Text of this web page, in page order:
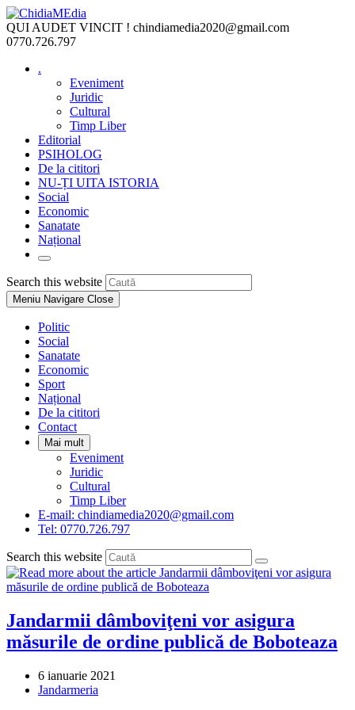
Skip
to
content
QUI AUDET VINCIT ! chindiamedia2020@gmail.com
0770.726.797
.
Eveniment
Juridic
Cultural
Timp Liber
Editorial
PSIHOLOG
De la cititori
NU-ȚI UITA ISTORIA
Social
Economic
Sanatate
Național
Toggle
website
search
Search this website
Escape
Meniu Navigare Close
Politic
Social
Sanatate
Economic
Sport
Național
De la cititori
Contact
Mai mult
Eveniment
Juridic
Cultural
Timp Liber
E-mail: chindiamedia2020@gmail.com
Tel: 0770.726.797
Search this website
Jandarmii dâmboviţeni vor asigura
măsurile de ordine publică de Boboteaza
Post
published:
6 ianuarie 2021
Post
Jandarmeria